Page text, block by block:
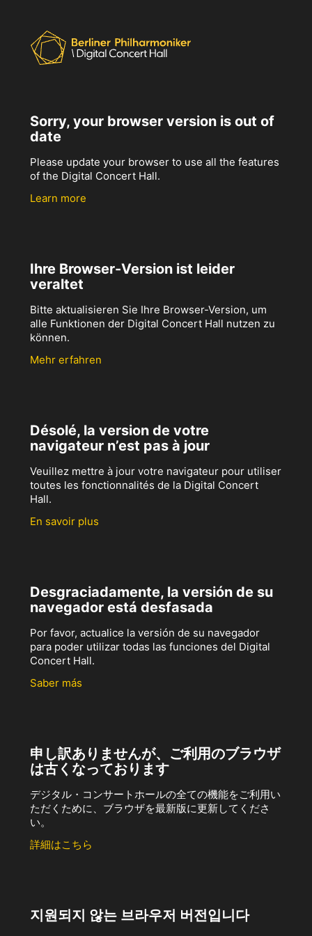
Sorry, your browser version is out of
date
Please update your browser to use all the features
of the Digital Concert Hall.
Learn more
Ihre Browser-Version ist leider
veraltet
Bitte aktualisieren Sie Ihre Browser-Version, um
alle Funktionen der Digital Concert Hall nutzen zu
können.
Mehr erfahren
Désolé, la version de votre
navigateur n’est pas à jour
Veuillez mettre à jour votre navigateur pour utiliser
toutes les fonctionnalités de la Digital Concert
Hall.
En savoir plus
Desgraciadamente, la versión de su
navegador está desfasada
Por favor, actualice la versión de su navegador
para poder utilizar todas las funciones del Digital
Concert Hall.
Saber más
申し訳ありませんが、ご利用のブラウザ
は古くなっております
デジタル・コンサートホールの全ての機能をご利用い
ただくために、ブラウザを最新版に更新してくださ
い。
詳細はこちら
지원되지 않는 브라우저 버전입니다